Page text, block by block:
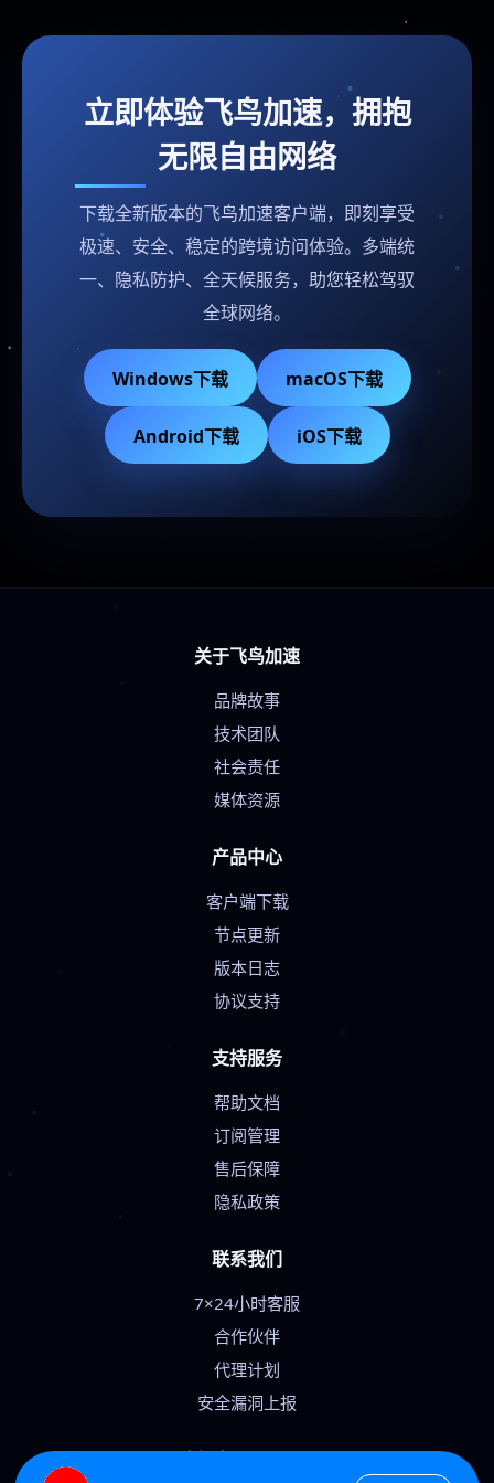
立即体验飞鸟加速，拥抱
无限自由网络
下载全新版本的飞鸟加速客户端，即刻享受
极速、安全、稳定的跨境访问体验。多端统
一、隐私防护、全天候服务，助您轻松驾驭
全球网络。
Windows下载 macOS下载
Android下载 iOS下载
关于飞鸟加速
品牌故事
技术团队
社会责任
媒体资源
产品中心
客户端下载
节点更新
版本日志
协议支持
支持服务
帮助文档
订阅管理
售后保障
隐私政策
联系我们
7×24小时客服
合作伙伴
代理计划
安全漏洞上报
© 2024 飞鸟加速. All Rights Reserved.